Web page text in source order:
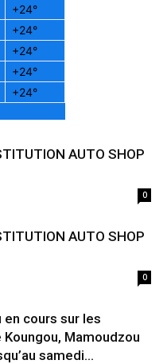
+24°
+24°
+24°
+24°
+24°
AUTO SHOP
0
AUTO SHOP
0
en cours sur les
Mamoudzou
samedi...